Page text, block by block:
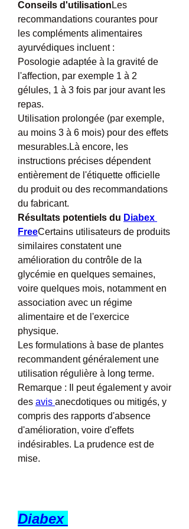
Conseils d'utilisation Les
recommandations courantes pour
les compléments alimentaires
ayurvédiques incluent :
Posologie adaptée à la gravité de
l'affection, par exemple 1 à 2
gélules, 1 à 3 fois par jour avant les
repas.
Utilisation prolongée (par exemple,
au moins 3 à 6 mois) pour des effets
mesurables.Là encore, les
instructions précises dépendent
entièrement de l'étiquette officielle
du produit ou des recommandations
du fabricant.
Résultats potentiels du Diabex
FreeCertains utilisateurs de produits
similaires constatent une
amélioration du contrôle de la
glycémie en quelques semaines,
voire quelques mois, notamment en
association avec un régime
alimentaire et de l'exercice
physique.
Les formulations à base de plantes
recommandent généralement une
utilisation régulière à long terme.
Remarque : Il peut également y avoir
des avis anecdotiques ou mitigés, y
compris des rapports d'absence
d'amélioration, voire d'effets
indésirables. La prudence est de
mise.
Diabex